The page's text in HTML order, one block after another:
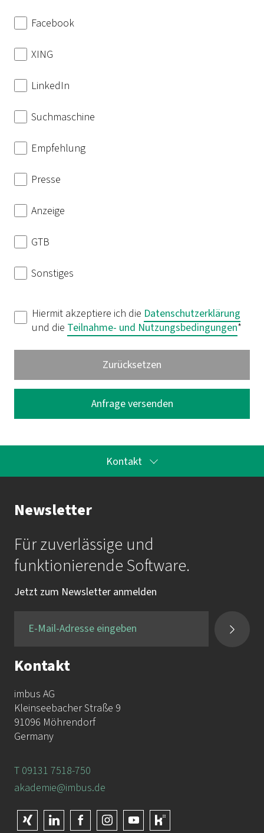
Facebook
XING
LinkedIn
Suchmaschine
Empfehlung
Presse
Anzeige
GTB
Sonstiges
Hiermit akzeptiere ich die Datenschutzerklärung
und die Teilnahme- und Nutzungsbedingungen*
Kontakt
Ihr Kontakt zur Akademie
Frau Katrin Krauß
Mail: akademie@imbus.de
Tel.:
+49 9131 / 7518-750
Newsletter
Für zuverlässige und
funktionierende Software.
Jetzt zum Newsletter anmelden
Kontakt
imbus AG
Kleinseebacher Straße 9
91096 Möhrendorf
Germany
T 09131 7518-750
akademie@imbus.de